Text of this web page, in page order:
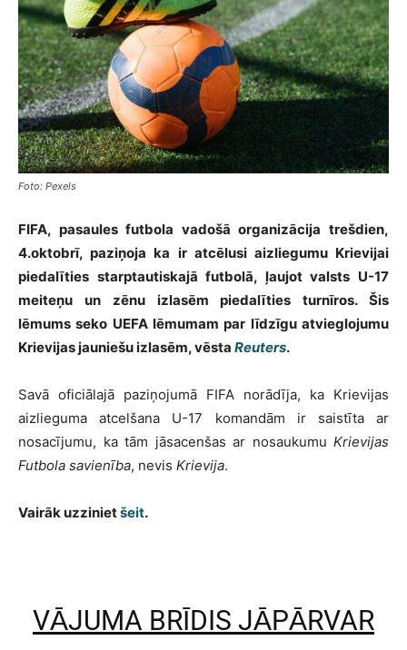
Foto: Pexels
FIFA, pasaules futbola vadošā organizācija trešdien,
4.oktobrī, paziņoja ka ir atcēlusi aizliegumu Krievijai
piedalīties starptautiskajā futbolā, ļaujot valsts U-17
meiteņu un zēnu izlasēm piedalīties turnīros. Šis
lēmums seko UEFA lēmumam par līdzīgu atvieglojumu
Krievijas jauniešu izlasēm, vēsta Reuters.
Savā oficiālajā paziņojumā FIFA norādīja, ka Krievijas
aizlieguma atcelšana U-17 komandām ir saistīta ar
nosacījumu, ka tām jāsacenšas ar nosaukumu Krievijas
Futbola savienība, nevis Krievija.
Vairāk uzzinietšeit.
VĀJUMA BRĪDIS JĀPĀRVAR